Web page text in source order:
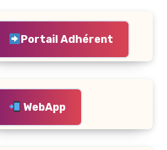
Portail Adhérent
WebApp